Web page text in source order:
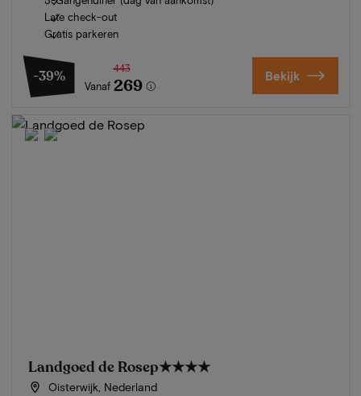
Late check-out
Gratis parkeren
-39%
Vanaf
443
269 Bekijk
Landgoed de Rosep★★★★
Oisterwijk, Nederland